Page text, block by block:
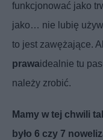
funkcjonować jako
jako… nie lubię
to jest zawężające.
prawaidealnie tu
należy zrobić.
Mamy w tej chwili
było 6 czy 7